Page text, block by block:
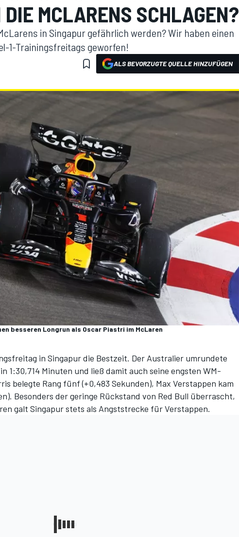
MCLARENS SCHLAGEN?
in Singapur gefährlich werden? Wir haben einen
1-Trainingsfreitags geworfen!
ALS BEVORZUGTE QUELLE HINZUFÜGEN
besseren Longrun als Oscar Piastri im McLaren
in Singapur die Bestzeit. Der Australier umrundete
1:30,714 Minuten und ließ damit auch seine engsten WM-
belegte Rang fünf (+0,483 Sekunden), Max Verstappen kam
Besonders der geringe Rückstand von Red Bull überrascht,
galt Singapur stets als Angststrecke für Verstappen.